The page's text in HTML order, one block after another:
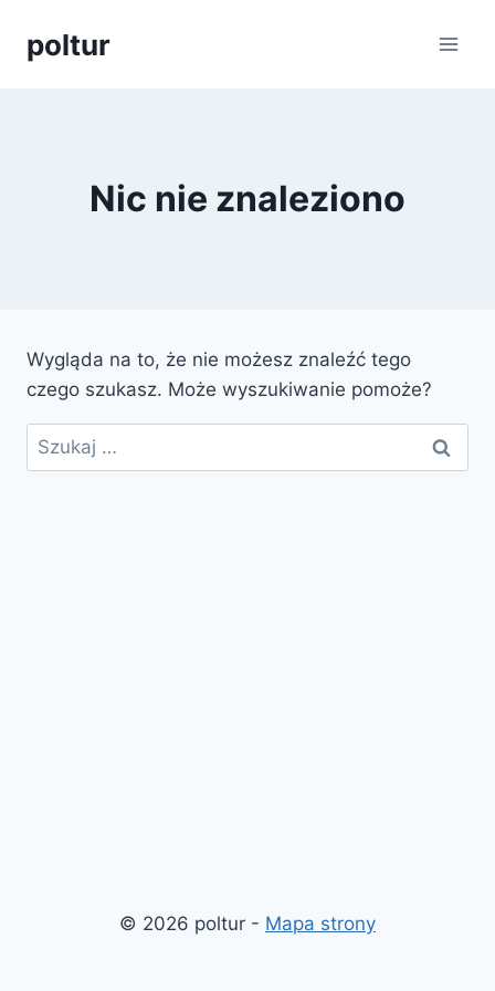
poltur
Nic nie znaleziono
Wygląda na to, że nie możesz znaleźć tego
czego szukasz. Może wyszukiwanie pomoże?
Szukaj:
© 2026 poltur - Mapa strony